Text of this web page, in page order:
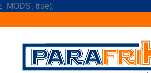
true);